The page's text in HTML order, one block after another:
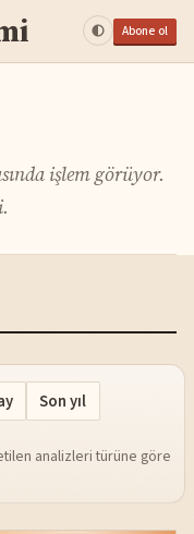
Abone ol
işlem görüyor.
Son yıl
analizleri türüne göre